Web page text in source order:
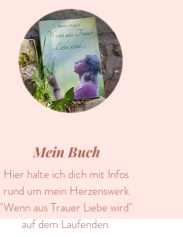
Mein Buch
Hier halte ich dich mit Infos
rund um mein Herzenswerk
"Wenn aus Trauer Liebe wird"
auf dem Laufenden.